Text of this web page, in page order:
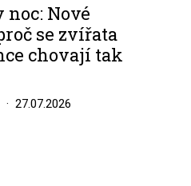
noc: Nové
se zvířata
chovají tak
27.07.2026